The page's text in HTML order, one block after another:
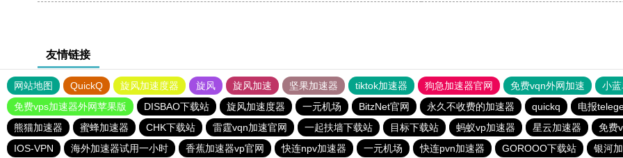
友情链接
网站地图 QuickQ 旋风加速度器 旋风 旋风加速 坚果加速器 tiktok加速器 狗急加速器官网 免费vqn外网加速 小
免费vps加速器外网苹果版
DISBAO下载站 旋风加速度器 一元机场 BitzNet官网 永久不收费的加速器 quickq 电报
熊猫加速器
蜜蜂加速器 CHK下载站 雷霆vqn加速官网 一起扶墙下载站 目标下载站 蚂蚁vp加速器 星云加速器 免费
IOS-VPN
海外加速器试用一小时 香蕉加速器vp官网 快连npv加速器 一元机场 快连pvn加速器 GOROOO下载站 银河